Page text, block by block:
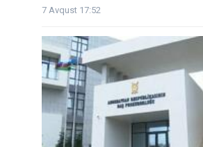
7 Avqust 17:52